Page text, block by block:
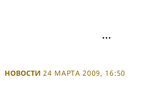
НОВОСТИ 24 МАРТА 2009, 16:50